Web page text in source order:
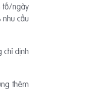
tố/ngày
cầu
chỉ định
thêm